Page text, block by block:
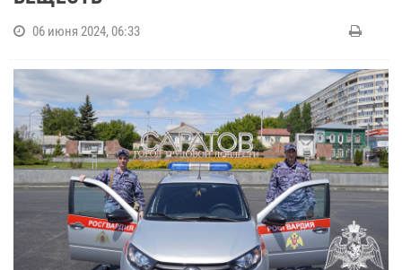
06 июня 2024, 06:33